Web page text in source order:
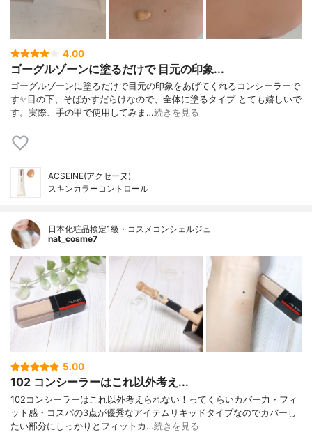
4.00
ゴーグルゾーンに塗るだけで 目元の印象...
ゴーグルゾーンに塗るだけで目元の印象をあげてくれるコンシーラーで
す✨目の下、そばかすだらけなので、全体に塗るタイプ とても嬉しいで
す。実際、手の甲で使用してみま…続きを見る
ACSEINE(アクセーヌ)
スキンカラーコントロール
日本化粧品検定1級・コスメコンシェルジュ
nat_cosme7
5.00
102 コンシーラーはこれ以外考え...
102コンシーラーはこれ以外考えられない！ってくらいカバー力・フィ
ット感・コスパの3点が優秀なアイテムリキッドタイプなのでカバーし
たい部分にしっかりとフィットカ…続きを見る